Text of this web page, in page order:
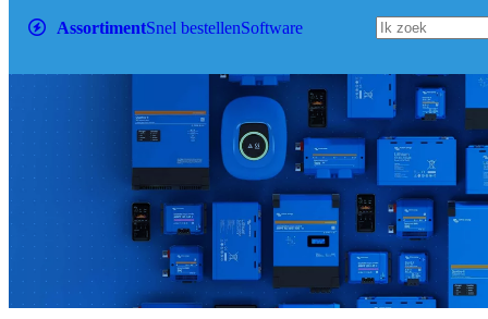
AssortimentSnel bestellenSoftware